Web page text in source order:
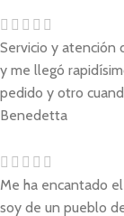
Servicio y atención
y me llegó
pedido y otro
Benedetta
Me ha encantado
soy de un pueblo